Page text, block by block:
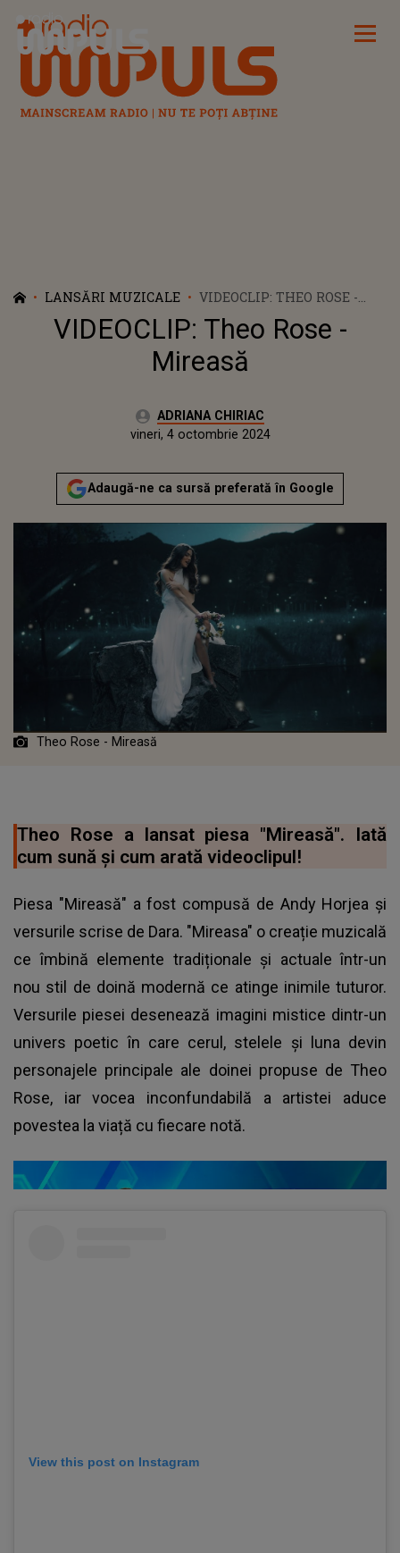
Radio Impuls
LANSĂRI MUZICALE
VIDEOCLIP: THEO ROSE -
MIREASĂ
VIDEOCLIP: Theo Rose -
Mireasă
Autor:ADRIANA CHIRIAC
duminică, 11 august 2024Actualizat:
vineri, 4 octombrie 2024
Adaugă-ne ca sursă preferată în Google
Theo Rose - Mireasă
Theo Rose a lansat piesa "Mireasă". Iată
cum sună şi cum arată videoclipul!
Piesa "Mireasă" a fost compusă de Andy Horjea și
versurile scrise de Dara. "Mireasa" o creație muzicală
ce îmbină elemente tradiționale și actuale într-un
nou stil de doină modernă ce atinge inimile tuturor.
Versurile piesei desenează imagini mistice dintr-un
univers poetic în care cerul, stelele și luna devin
personajele principale ale doinei propuse de Theo
Rose, iar vocea inconfundabilă a artistei aduce
povestea la viață cu fiecare notă.
View this post on Instagram